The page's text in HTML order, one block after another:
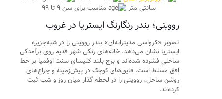
سانتی متر
مناسب برای سن ۹ تا ۹۹
رووینی؛ بندر رنگارنگ ایستریا در غروب
تصویر «کرواسی مدیترانه‌ای» بندر رووینی را در شبه‌جزیره
ایستریا نشان می‌دهد. خانه‌های رنگی شهر قدیم روی برآمدگی
ساحلی فشرده شده‌اند و برج بلند کلیسای سنت اوفمیا بر خط
افق مسلط است. قایق‌های کوچک در پیش‌زمینه و چراغ‌های
روشن ساحل، رووینی را در لحظه گذار میان روز و شب ثبت
کرده‌اند.